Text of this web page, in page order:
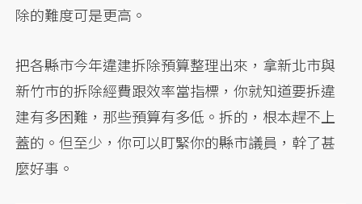
除的難度可是更高。
把各縣市今年違建拆除預算整理出來，拿新北市與
新竹市的拆除經費跟效率當指標，你就知道要拆違
建有多困難，那些預算有多低。拆的，根本趕不上
蓋的。但至少，你可以盯緊你的縣市議員，幹了甚
麼好事。